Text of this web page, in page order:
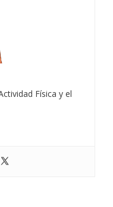
Física y el